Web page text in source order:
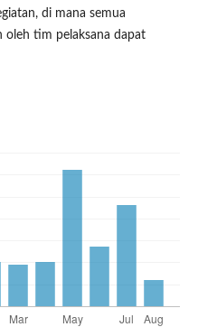
di mana semua
oleh tim pelaksana dapat